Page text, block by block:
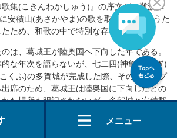
メニュー
集(こきんわかしゅう)』の序文が、難波津
安積山(あさかやま)の歌を取り上げ、「うた
ため、和歌の中で特別な存在となる。
は、葛城王が陸奥国へ下向した年である。
的な年次を語らないが、七二四(神亀(じんぎ)
くふ)の多賀城が完成した際、その「オープ
席のため、葛城王は陸奥国に下向したとの
た場所も明記されないが、多賀城と安積郡
ある。また、前采女は歌の作者ではなく、詠
、安積山の歌そのものは、これ以前から存在